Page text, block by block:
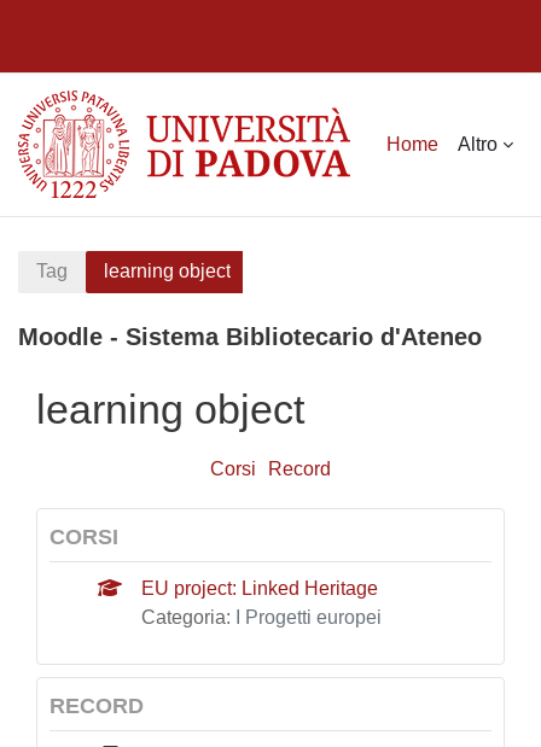
Home Altro
Tag learning object
Moodle - Sistema Bibliotecario d'Ateneo
learning object
Corsi Record
CORSI
EU project: Linked Heritage
Categoria:
I Progetti europei
RECORD